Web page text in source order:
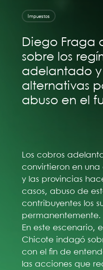
Impuestos
Diego Fraga
sobre los
adelantado y
alternativas
abuso en el
Los cobros
convirtieron en
y las provincias
casos, abuso de
contribuyentes los
permanentemente.
En este escenario,
Chicote indagó
con el fin de
las acciones que